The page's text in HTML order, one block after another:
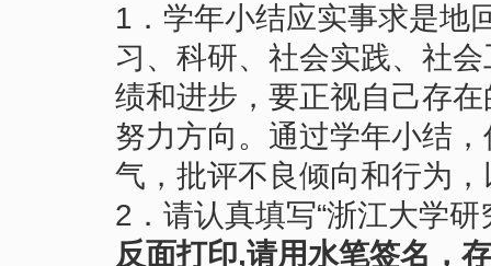
1．学年小结应实事求是地
习、科研、社会实践、社
绩和进步，要正视自己存
努力方向。通过学年小结
气，批评不良倾向和行为
2．请认真填写“浙江大学
反面打印,请用水笔签名，